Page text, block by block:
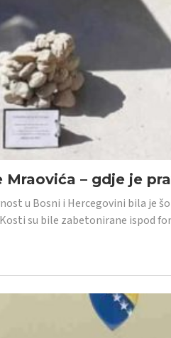
Mraovića – gdje je
u Bosni i Hercegovini bila je
su bile zabetonirane ispod